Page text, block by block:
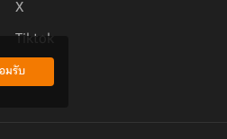
X
Tiktok
มรับ